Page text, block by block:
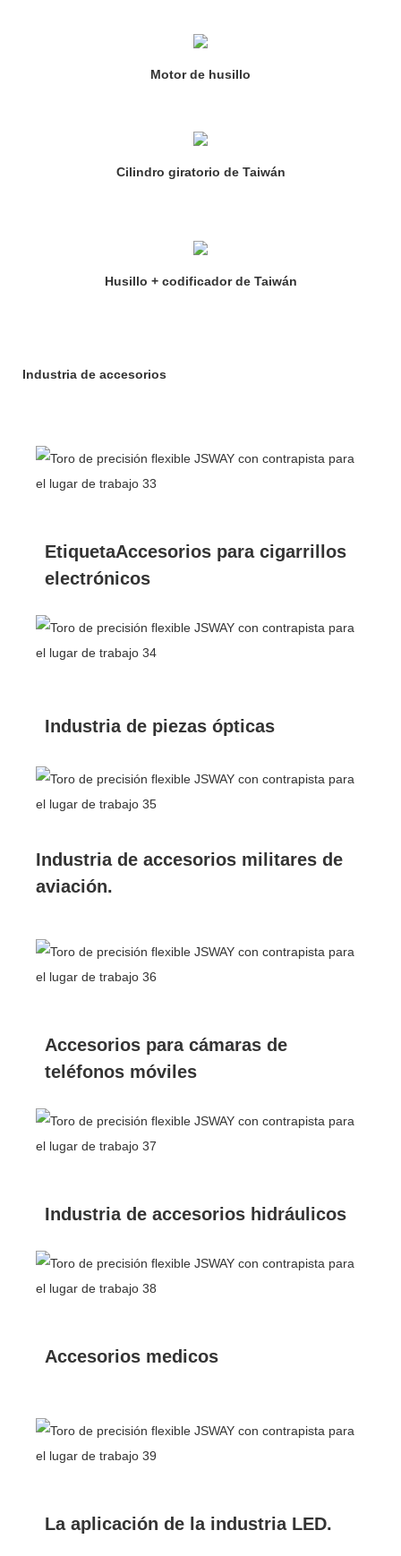
Motor de husillo
Cilindro giratorio de Taiwán
Husillo + codificador de Taiwán
Industria de accesorios
EtiquetaAccesorios para cigarrillos
electrónicos
Industria de piezas ópticas
Industria de accesorios militares de
aviación.
Accesorios para cámaras de
teléfonos móviles
Industria de accesorios hidráulicos
Accesorios medicos
La aplicación de la industria LED.